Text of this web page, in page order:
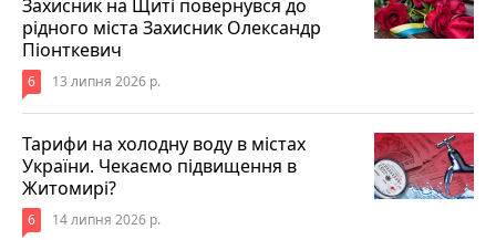
Захисник на Щиті повернувся до
рідного міста Захисник Олександр
Піонткевич
6 13 липня 2026 р.
Тарифи на холодну воду в містах
України. Чекаємо підвищення в
Житомирі?
6 14 липня 2026 р.